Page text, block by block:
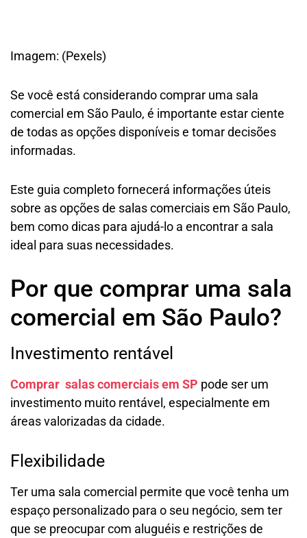
Imagem: (Pexels)
Se você está considerando comprar uma sala
comercial em São Paulo, é importante estar ciente
de todas as opções disponíveis e tomar decisões
informadas.
Este guia completo fornecerá informações úteis
sobre as opções de salas comerciais em São Paulo,
bem como dicas para ajudá-lo a encontrar a sala
ideal para suas necessidades.
Por que comprar uma sala
comercial em São Paulo?
Investimento rentável
Comprar salas comerciais em SP pode ser um
investimento muito rentável, especialmente em
áreas valorizadas da cidade.
Flexibilidade
Ter uma sala comercial permite que você tenha um
espaço personalizado para o seu negócio, sem ter
que se preocupar com aluguéis e restrições de